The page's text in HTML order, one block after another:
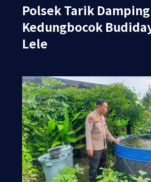
Polsek Tarik
Kedungbocok
Lele